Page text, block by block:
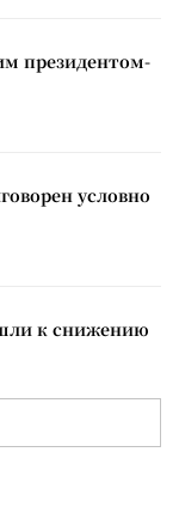
президентом-
условно
к снижению